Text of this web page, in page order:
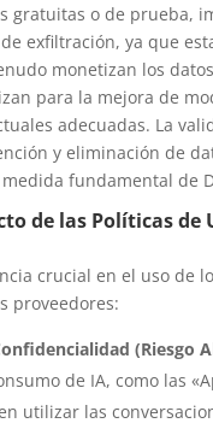
gratuitas o de prueba,
exfiltración, ya que
monetizan los
para la mejora de
adecuadas. La
y eliminación de
fundamental de
de las Políticas de
crucial en el uso de
proveedores:
(Riesgo
de IA, como las
utilizar las